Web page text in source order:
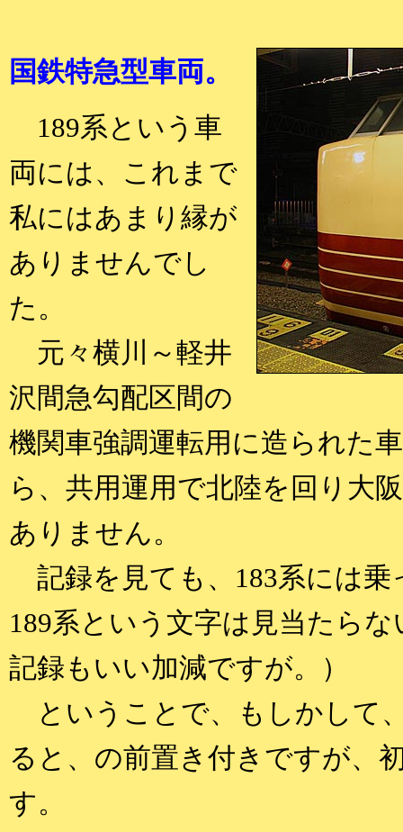
国鉄特急型車両。
189系という車
両には、これまで
私にはあまり縁が
ありませんでし
た。
元々横川～軽井
沢間急勾配区間の
機関車強調運転用に造られた
ら、共用運用で北陸を回り大
ありません。
記録を見ても、183系には乗
189系という文字は見当たら
記録もいい加減ですが。）
ということで、もしかして
ると、の前置き付きですが、
す。